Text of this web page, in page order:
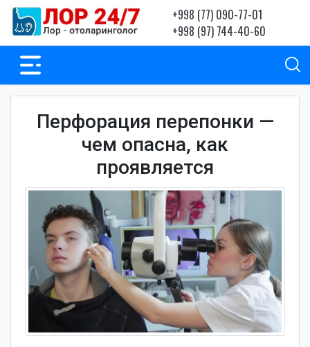
+998 (77) 090-77-01
+998 (97) 744-40-60
Перфорация перепонки —
чем опасна, как
проявляется